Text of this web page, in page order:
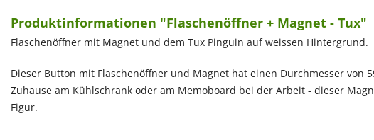
Produktinformationen "Flaschenöffner + Magnet - Tux"
Flaschenöffner mit Magnet und dem Tux Pinguin auf weissen Hintergrund.
Dieser Button mit Flaschenöffner und Magnet hat einen Durchmesser von
Zuhause am Kühlschrank oder am Memoboard bei der Arbeit - dieser
Figur.